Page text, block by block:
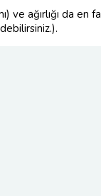
ve ağırlığı da en